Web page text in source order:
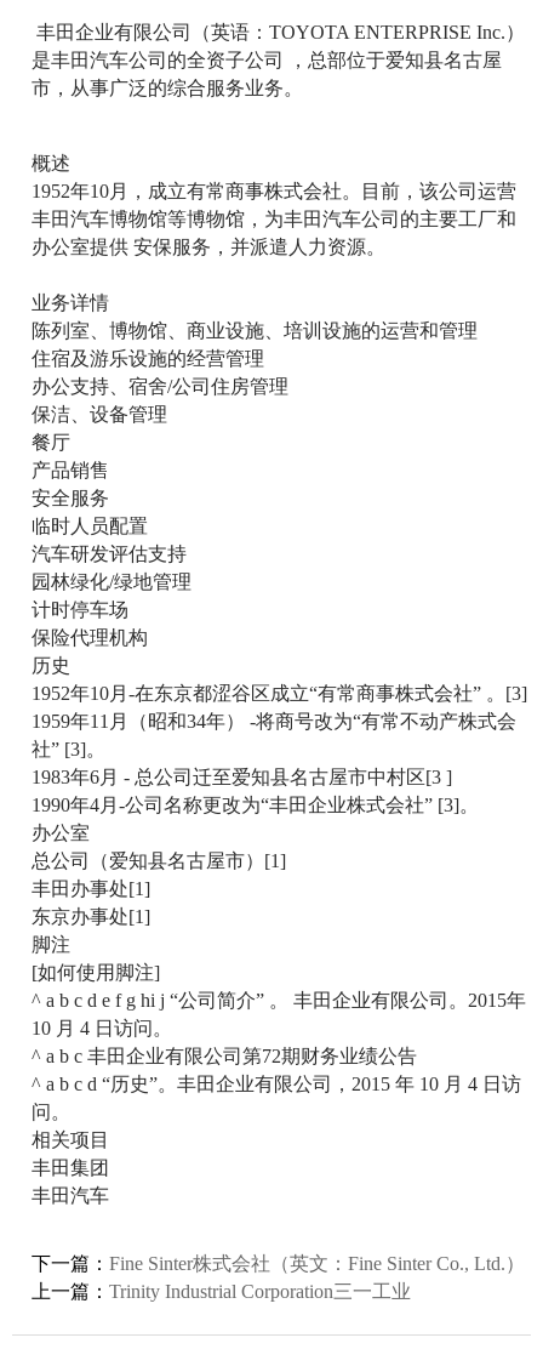
丰田企业有限公司（英语：TOYOTA ENTERPRISE Inc.）
是丰田汽车公司的全资子公司 ，总部位于爱知县名古屋
市，从事广泛的综合服务业务。
概述
1952年10月，成立有常商事株式会社。目前，该公司运营
丰田汽车博物馆等博物馆，为丰田汽车公司的主要工厂和
办公室提供 安保服务，并派遣人力资源。
业务详情
陈列室、博物馆、商业设施、培训设施的运营和管理
住宿及游乐设施的经营管理
办公支持、宿舍/公司住房管理
保洁、设备管理
餐厅
产品销售
安全服务
临时人员配置
汽车研发评估支持
园林绿化/绿地管理
计时停车场
保险代理机构
历史
1952年10月-在东京都涩谷区成立“有常商事株式会社” 。[3]
1959年11月（昭和34年） -将商号改为“有常不动产株式会
社” [3]。
1983年6月 - 总公司迁至爱知县名古屋市中村区[3 ]
1990年4月-公司名称更改为“丰田企业株式会社” [3]。
办公室
总公司（爱知县名古屋市）[1]
丰田办事处[1]
东京办事处[1]
脚注
[如何使用脚注]
^ a b c d e f g hi j “公司简介” 。 丰田企业有限公司。2015年
10 月 4 日访问。
^ a b c 丰田企业有限公司第72期财务业绩公告
^ a b c d “历史”。丰田企业有限公司，2015 年 10 月 4 日访
问。
相关项目
丰田集团
丰田汽车
下一篇： Fine Sinter株式会社（英文：Fine Sinter Co., Ltd.）
上一篇： Trinity Industrial Corporation三一工业